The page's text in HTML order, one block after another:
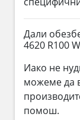
Дали
4620 R100
Иако не
можеме да
помош.